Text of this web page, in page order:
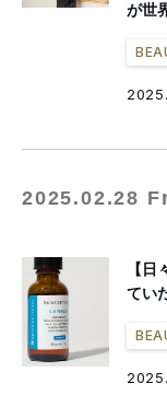
が世
2025.02.28
【
てい